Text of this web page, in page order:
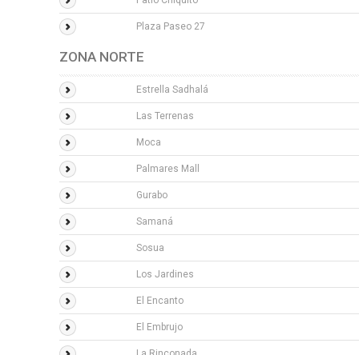
Plaza Paseo 27
ZONA NORTE
Estrella Sadhalá
Las Terrenas
Moca
Palmares Mall
Gurabo
Samaná
Sosua
Los Jardines
El Encanto
El Embrujo